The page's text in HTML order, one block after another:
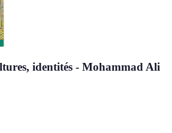
identités - Mohammad Ali